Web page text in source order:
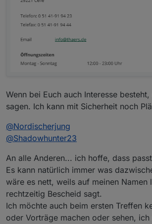
Wenn bei Euch auch Interesse
sagen. Ich kann mit Sicherheit noch
@Nordischerjung
@Shadowhunter23
An alle Anderen... ich hoffe, dass
Es kann natürlich immer was
wäre es nett, weils auf meinen Namen
rechtzeitig Bescheid sagt.
Ich möchte auch beim ersten Treffen
oder Vorträge machen oder sehen,